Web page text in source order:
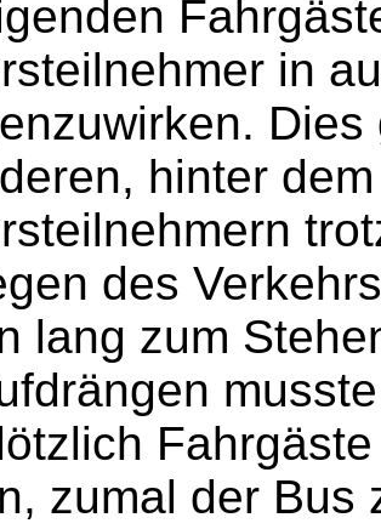
in
hinter
des
lang zum
zumal der Bus